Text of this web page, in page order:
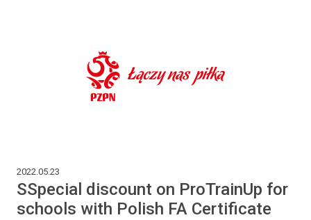
2022.05.23
SSpecial discount on ProTrainUp for
schools with Polish FA Certificate